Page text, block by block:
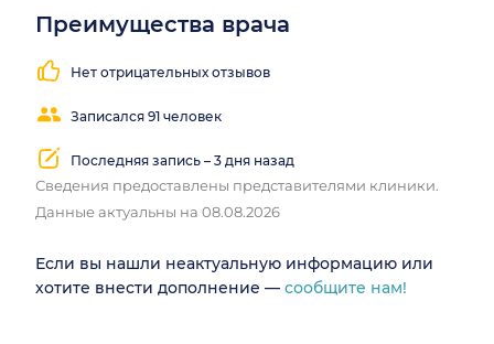
Преимущества врача
Нет отрицательных отзывов
Записался 91 человек
Последняя запись – 3 дня назад
Сведения предоставлены представителями клиники.
Данные актуальны на 08.08.2026
Если вы нашли неактуальную информацию или
хотите внести дополнение — сообщите нам!